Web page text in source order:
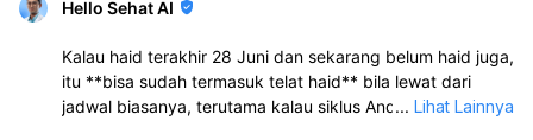
mengetahui penyebabnya.
Hello Sehat AI
Kalau haid terakhir 28 Juni dan sekarang belum haid juga,
itu **bisa sudah termasuk telat haid** bila lewat dari
jadwal biasanya, terutama kalau siklus Anda biasanya
... Lihat Lainnya